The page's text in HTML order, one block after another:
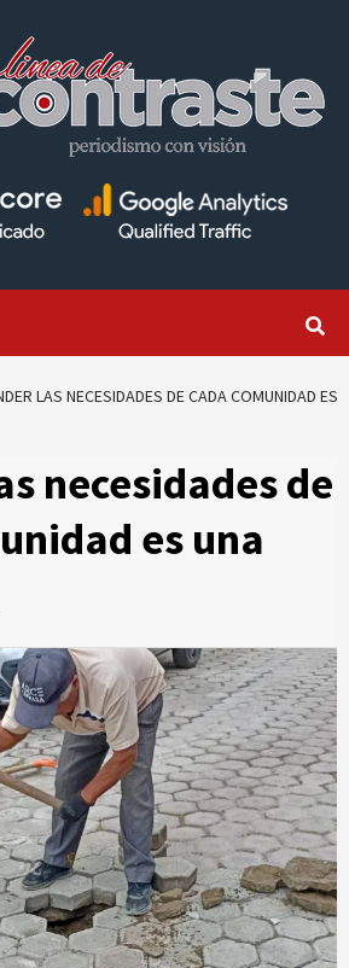
LAS NECESIDADES DE CADA COMUNIDAD ES
necesidades de
es una